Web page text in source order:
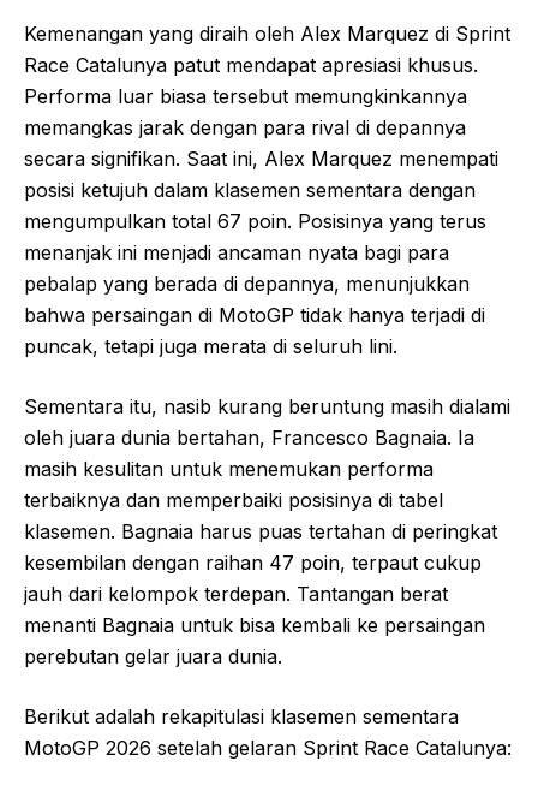
Kemenangan yang diraih oleh Alex Marquez di Sprint
Race Catalunya patut mendapat apresiasi khusus.
Performa luar biasa tersebut memungkinkannya
memangkas jarak dengan para rival di depannya
secara signifikan. Saat ini, Alex Marquez menempati
posisi ketujuh dalam klasemen sementara dengan
mengumpulkan total 67 poin. Posisinya yang terus
menanjak ini menjadi ancaman nyata bagi para
pebalap yang berada di depannya, menunjukkan
bahwa persaingan di MotoGP tidak hanya terjadi di
puncak, tetapi juga merata di seluruh lini.
Sementara itu, nasib kurang beruntung masih dialami
oleh juara dunia bertahan, Francesco Bagnaia. Ia
masih kesulitan untuk menemukan performa
terbaiknya dan memperbaiki posisinya di tabel
klasemen. Bagnaia harus puas tertahan di peringkat
kesembilan dengan raihan 47 poin, terpaut cukup
jauh dari kelompok terdepan. Tantangan berat
menanti Bagnaia untuk bisa kembali ke persaingan
perebutan gelar juara dunia.
Berikut adalah rekapitulasi klasemen sementara
MotoGP 2026 setelah gelaran Sprint Race Catalunya: